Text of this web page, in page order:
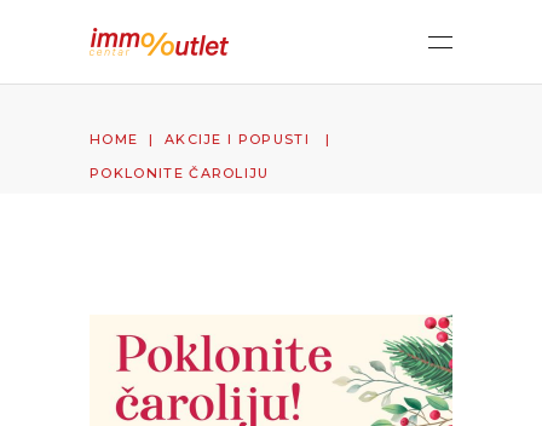
HOME | AKCIJE I POPUSTI |
POKLONITE ČAROLIJU